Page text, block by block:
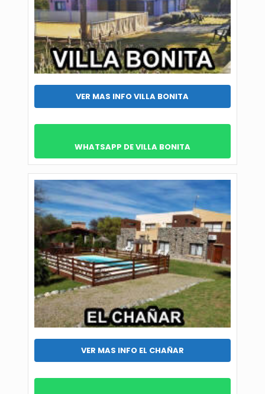
VER MAS INFO VILLA BONITA
WHATSAPP DE VILLA BONITA
VER MAS INFO EL CHAÑAR